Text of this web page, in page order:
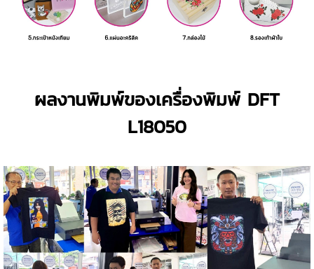
ผลงานพิมพ์ของเครื่องพิมพ์ DFT
L18050